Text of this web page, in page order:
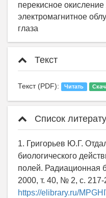
перекисное
электромагнитное
глаза
Текст
Текст (PDF): Читать
Список
1. Григорьев Ю.Г.
биологического
полей. Радиационная
2000, т. 40, № 2, с.
https://elibrary.ru/